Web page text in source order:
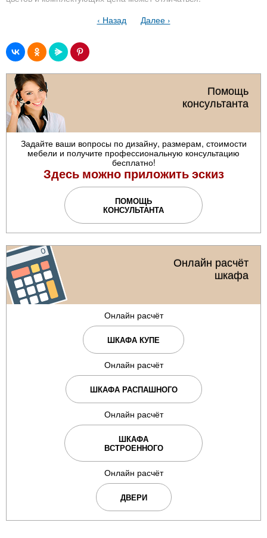
‹ Назад
Далее ›
Помощь
консультанта
Задайте ваши вопросы по дизайну, размерам, стоимости
мебели и получите профессиональную консультацию
бесплатно!
Здесь можно приложить эскиз
ПОМОЩЬ
КОНСУЛЬТАНТА
Онлайн расчёт
шкафа
Онлайн расчёт
ШКАФА КУПЕ
Онлайн расчёт
ШКАФА РАСПАШНОГО
Онлайн расчёт
ШКАФА
ВСТРОЕННОГО
Онлайн расчёт
ДВЕРИ